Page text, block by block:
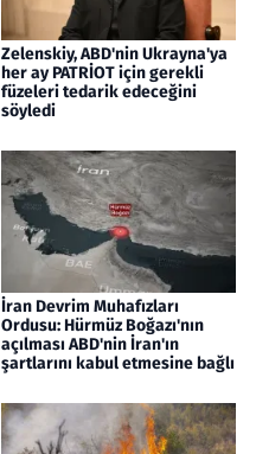
Zelenskiy, ABD'nin Ukrayna'ya
her ay PATRİOT için gerekli
füzeleri tedarik edeceğini
söyledi
İran Devrim Muhafızları
Ordusu: Hürmüz Boğazı'nın
açılması ABD'nin İran'ın
şartlarını kabul etmesine bağlı